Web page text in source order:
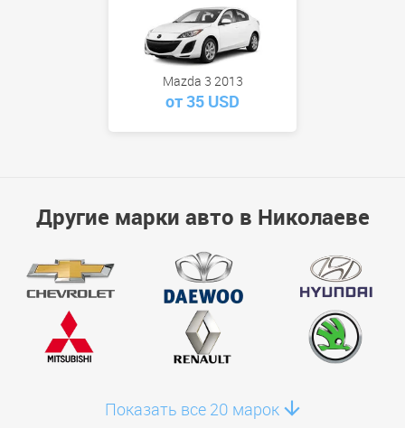
Mazda 3 2013
от 35 USD
Другие марки авто в Николаеве
Показать все 20 марок